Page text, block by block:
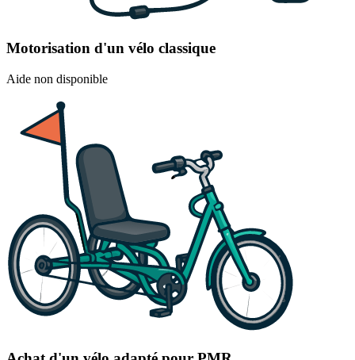
Motorisation d'un vélo classique
Aide non disponible